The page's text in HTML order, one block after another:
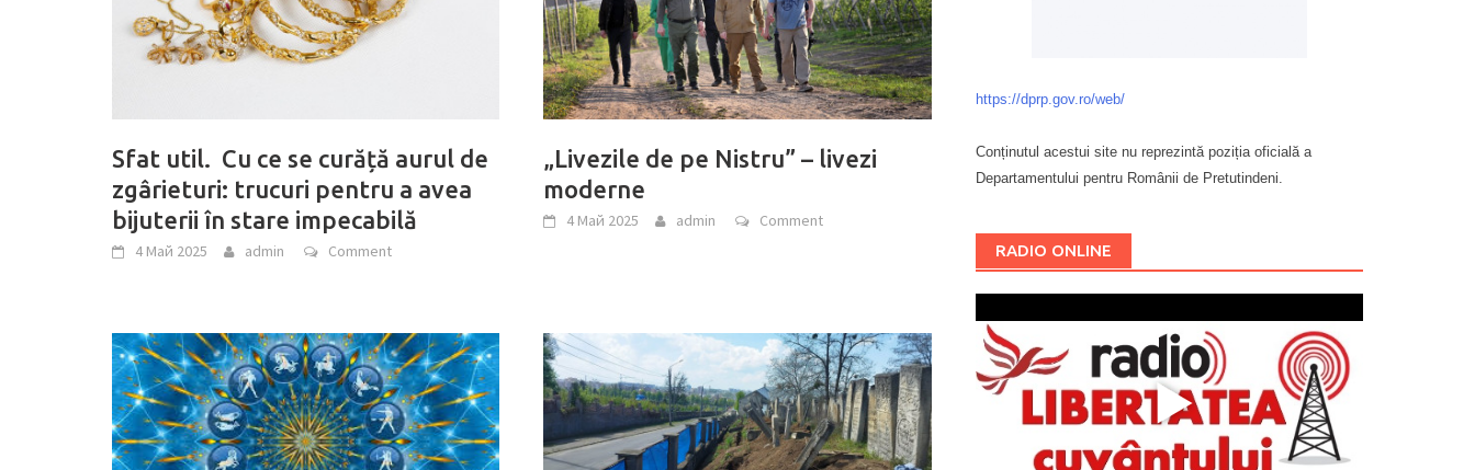
Sfat util. Cu ce se curăță aurul de
zgârieturi: trucuri pentru a avea
bijuterii în stare impecabilă
4 Май 2025 admin Comment
„Livezile de pe Nistru” – livezi
moderne
4 Май 2025 admin Comment
https://dprp.gov.ro/web/
Conținutul acestui site nu reprezintă poziția oficială a
Departamentului pentru Românii de Pretutindeni.
RADIO ONLINE